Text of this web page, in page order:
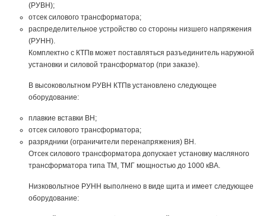
(РУВН);
отсек силового трансформатора;
распределительное устройство со стороны низшего напряжения
(РУНН).
Комплектно с КТПв может поставляться разъединитель наружной
установки и силовой трансформатор (при заказе).
В высоковольтном РУВН КТПв установлено следующее
оборудование:
плавкие вставки ВН;
отсек силового трансформатора;
разрядники (ограничители перенапряжения) ВН.
Отсек силового трансформатора допускает установку масляного
трансформатора типа ТМ, ТМГ мощностью до 1000 кВА.
Низковольтное РУНН выполнено в виде щита и имеет следующее
оборудование: